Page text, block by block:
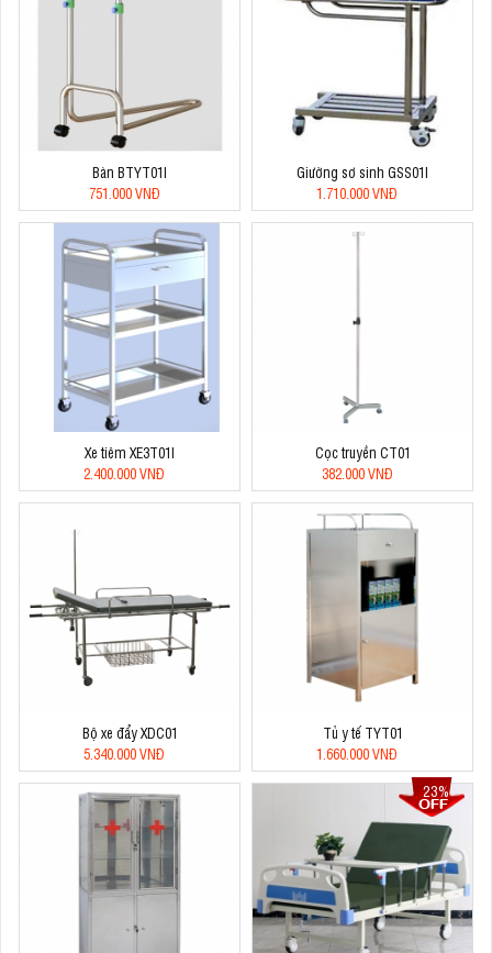
Bàn BTYT01I
751.000 VNĐ
Giường sơ sinh GSS01I
1.710.000 VNĐ
Xe tiêm XE3T01I
2.400.000 VNĐ
Cọc truyền CT01
382.000 VNĐ
Bộ xe đẩy XDC01
5.340.000 VNĐ
Tủ y tế TYT01
1.660.000 VNĐ
23%